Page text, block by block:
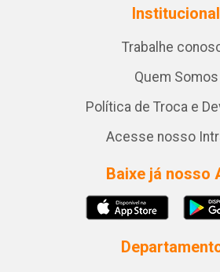
Institucional
Trabalhe
Quem Somos
Política de Troca e
Acesse nosso
Baixe já nosso